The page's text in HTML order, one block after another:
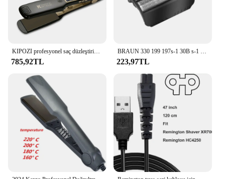
KIPOZI profesyonel saç düzleştirici ve bukle makinesi dijital LCD ekran titanyum düz çift hızlı ısıtma şekillendirici aracı
785,92TL
BRAUN 330 199 197s-1 30B s-1 için yedek tıraş makinesi folyo 30B 4845 4745 5743 7516 7475 7493 7763 7783
223,97TL